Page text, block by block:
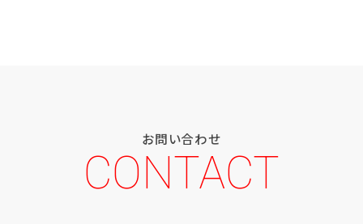
お問い合わせ
CONTACT